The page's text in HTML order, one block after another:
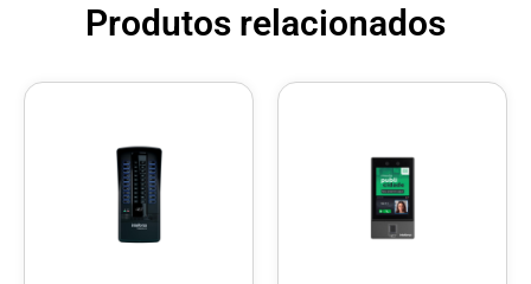
Produtos relacionados